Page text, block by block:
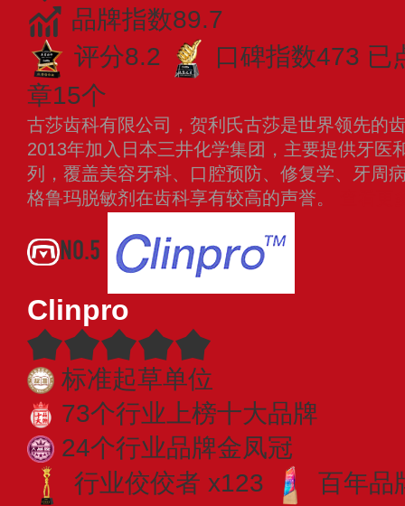
品牌指数89.7
评分8.2
口碑指数473 已
章15个
古莎齿科有限公司，贺利氏古莎是世界领先的
2013年加入日本三井化学集团，主要提供牙医
列，覆盖美容牙科、口腔预防、修复学、牙周
格鲁玛脱敏剂在齿科享有较高的声誉。
NO.5
Clinpro
标准起草单位
73个行业上榜十大品牌
24个行业品牌金凤冠
行业佼佼者 x123
百年品